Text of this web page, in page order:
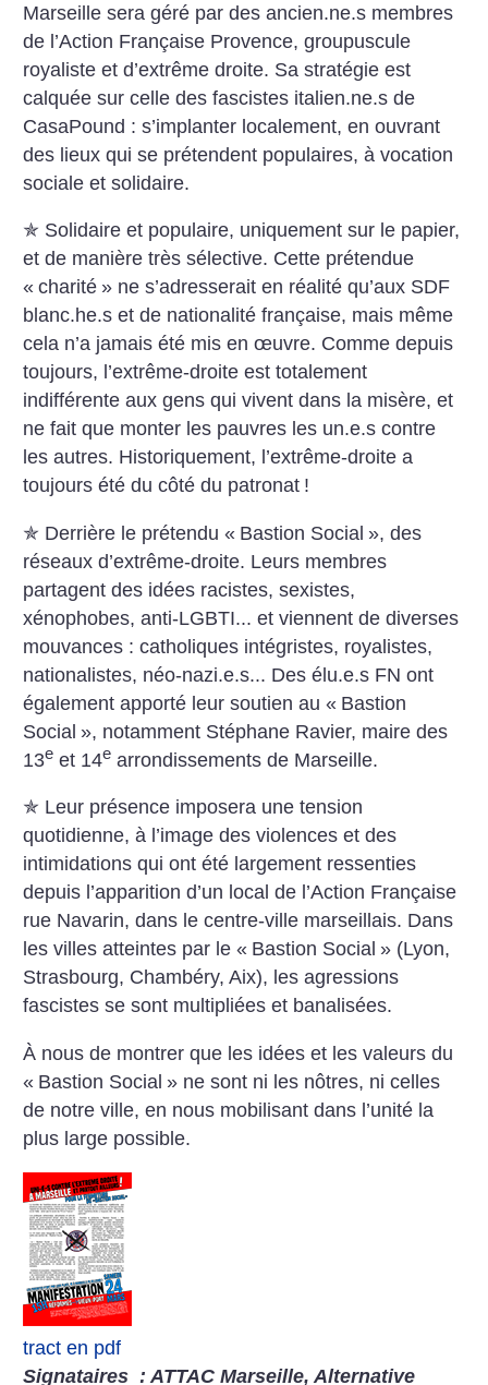
Marseille sera géré par des ancien.ne.s membres
de l’Action Française Provence, groupuscule
royaliste et d’extrême droite. Sa stratégie est
calquée sur celle des fascistes italien.ne.s de
CasaPound : s’implanter localement, en ouvrant
des lieux qui se prétendent populaires, à vocation
sociale et solidaire.
✯ Solidaire et populaire, uniquement sur le papier,
et de manière très sélective. Cette prétendue
« charité » ne s’adresserait en réalité qu’aux SDF
blanc.he.s et de nationalité française, mais même
cela n’a jamais été mis en œuvre. Comme depuis
toujours, l’extrême-droite est totalement
indifférente aux gens qui vivent dans la misère, et
ne fait que monter les pauvres les un.e.s contre
les autres. Historiquement, l’extrême-droite a
toujours été du côté du patronat !
✯ Derrière le prétendu « Bastion Social », des
réseaux d’extrême-droite. Leurs membres
partagent des idées racistes, sexistes,
xénophobes, anti-LGBTI... et viennent de diverses
mouvances : catholiques intégristes, royalistes,
nationalistes, néo-nazi.e.s... Des élu.e.s FN ont
également apporté leur soutien au « Bastion
Social », notamment Stéphane Ravier, maire des
13e et 14e arrondissements de Marseille.
✯ Leur présence imposera une tension
quotidienne, à l’image des violences et des
intimidations qui ont été largement ressenties
depuis l’apparition d’un local de l’Action Française
rue Navarin, dans le centre-ville marseillais. Dans
les villes atteintes par le « Bastion Social » (Lyon,
Strasbourg, Chambéry, Aix), les agressions
fascistes se sont multipliées et banalisées.
À nous de montrer que les idées et les valeurs du
« Bastion Social » ne sont ni les nôtres, ni celles
de notre ville, en nous mobilisant dans l’unité la
plus large possible.
tract en pdf
Signataires : ATTAC Marseille, Alternative